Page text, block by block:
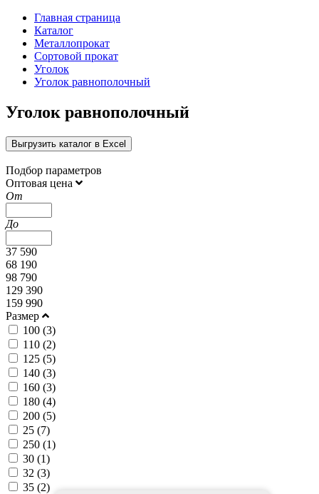
Главная страница
Каталог
Металлопрокат
Сортовой прокат
Уголок
Уголок равнополочный
Уголок равнополочный
Выгрузить каталог в Excel
Подбор параметров
Оптовая цена
От
До
37 590
68 190
98 790
129 390
159 990
Размер
100 (3)
110 (2)
125 (5)
140 (3)
160 (3)
180 (4)
200 (5)
25 (7)
250 (1)
30 (1)
32 (3)
35 (2)